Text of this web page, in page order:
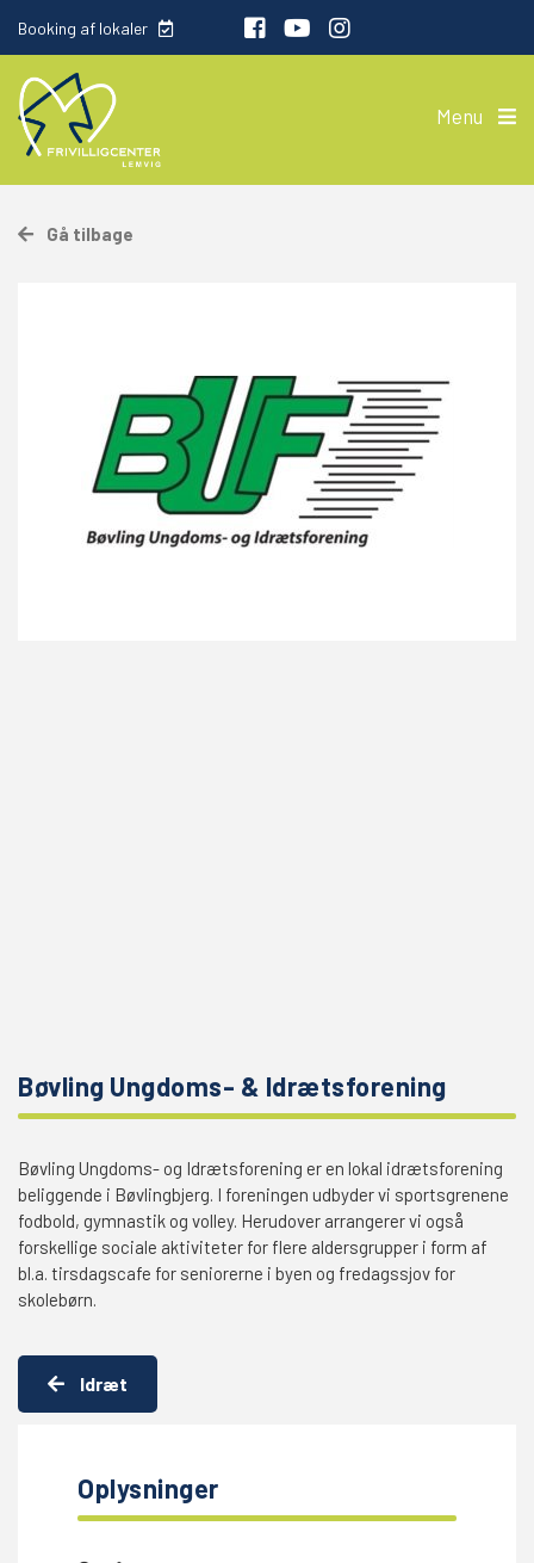
Booking af lokaler
Menu
Gå tilbage
Bøvling Ungdoms- & Idrætsforening
Bøvling Ungdoms- og Idrætsforening er en lokal idrætsforening
beliggende i Bøvlingbjerg. I foreningen udbyder vi sportsgrenene
fodbold, gymnastik og volley. Herudover arrangerer vi også
forskellige sociale aktiviteter for flere aldersgrupper i form af
bl.a. tirsdagscafe for seniorerne i byen og fredagssjov for
skolebørn.
Idræt
Oplysninger